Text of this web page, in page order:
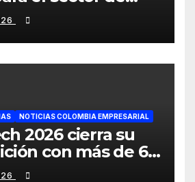
en
NOTICIAS COLOMBIA EMPRESARIAL
2026 cierra su
con más de 6